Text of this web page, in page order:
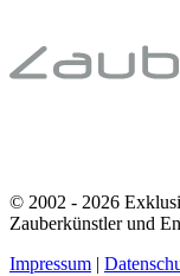
© 2002 - 2026
Zauberkünstler und
Impressum |